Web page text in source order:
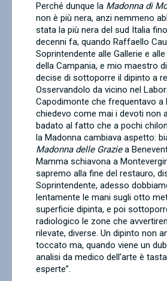
Perché dunque la Madonna di
non è più nera, anzi nemmeno
stata la più nera del sud Italia
decenni fa, quando Raffaello
Soprintendente alle Gallerie e alle
della Campania, e mio maestro
decise di sottoporre il dipinto a
Osservandolo da vicino nel
Capodimonte che frequentavo a
chiedevo come mai i devoti non
badato al fatto che a pochi
la Madonna cambiava aspetto:
Madonna delle Graziea
Mamma schiavona a
sapremo alla fine del restauro,
Soprintendente, adesso
lentamente le mani sugli otto
superficie dipinta, e poi
radiologico le zone che
rilevate, diverse. Un dipinto non
toccato ma, quando viene un
analisi da medico dell’arte è
esperte”.